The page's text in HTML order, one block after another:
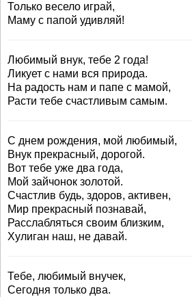
Только весело играй,
Маму с папой удивляй!
Любимый внук, тебе 2 года!
Ликует с нами вся природа.
На радость нам и папе с мамой,
Расти тебе счастливым самым.
С днем рождения, мой любимый,
Внук прекрасный, дорогой.
Вот тебе уже два года,
Мой зайчонок золотой.
Счастлив будь, здоров, активен,
Мир прекрасный познавай,
Расслабляться своим близким,
Хулиган наш, не давай.
Тебе, любимый внучек,
Сегодня только два.